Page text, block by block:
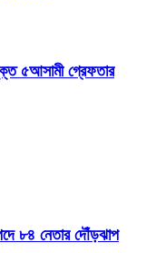
৫আসামী গ্রেফতার
৮৪ নেতার দৌঁড়ঝাপ